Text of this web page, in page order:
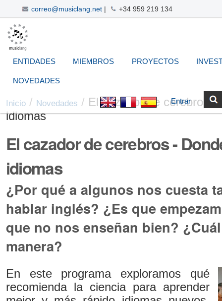
correo@musiclang.net| +34 959 219 134
Cambiar
a
contenido.
Navegación
ENTIDADES MIEMBROS PROYECTOS
NOVEDADES
Entrar
Inicio / Novedades / El cazador de cerebros -
idiomas
El cazador de cerebros -
idiomas
¿Por qué a algunos nos cuesta
hablar inglés? ¿Es que
que no nos enseñan bien?
manera?
En este programa exploramos qué
recomienda la ciencia para aprender